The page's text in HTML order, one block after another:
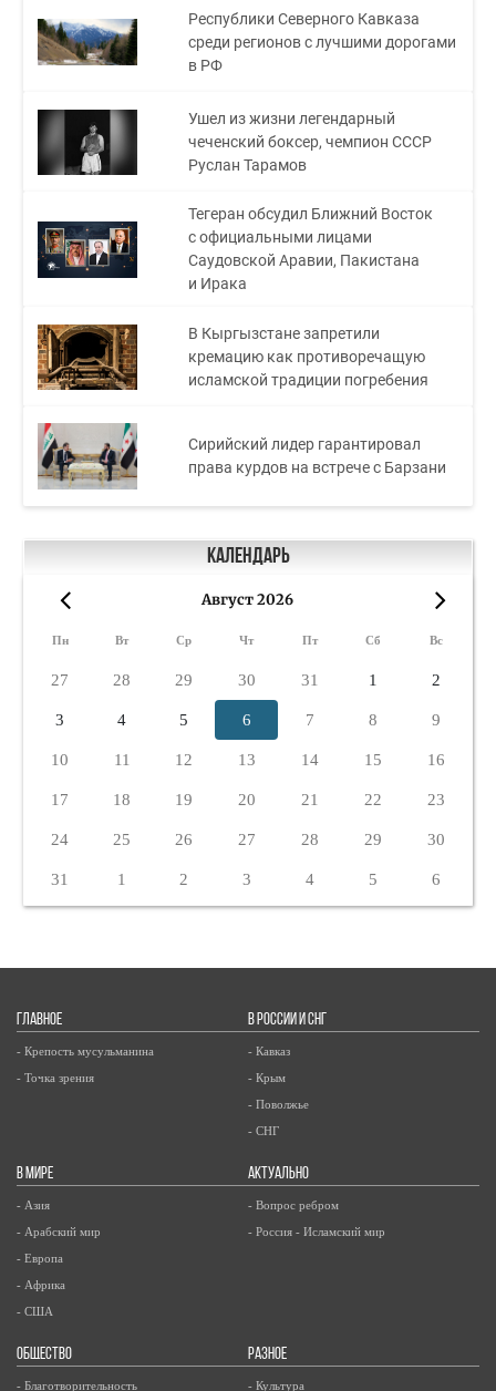
Республики Северного Кавказа
среди регионов с лучшими дорогами
в РФ
Ушел из жизни легендарный
чеченский боксер, чемпион СССР
Руслан Тарамов
Тегеран обсудил Ближний Восток
с официальными лицами
Саудовской Аравии, Пакистана
и Ирака
В Кыргызстане запретили
кремацию как противоречащую
исламской традиции погребения
Сирийский лидер гарантировал
права курдов на встрече с Барзани
Календарь
Август 2026
Пн Вт Ср Чт Пт Сб Вс
27 28 29 30 31 1 2
3 4 5 6 7 8 9
10 11 12 13 14 15 16
17 18 19 20 21 22 23
24 25 26 27 28 29 30
31 1 2 3 4 5 6
ГЛАВНОЕ
- Крепость мусульманина
- Точка зрения
В РОССИИ И СНГ
- Кавказ
- Крым
- Поволжье
- СНГ
В МИРЕ
- Азия
- Арабский мир
- Европа
- Африка
- США
АКТУАЛЬНО
- Вопрос ребром
- Россия - Исламский мир
ОБЩЕСТВО
- Благотворительность
РАЗНОЕ
- Культура